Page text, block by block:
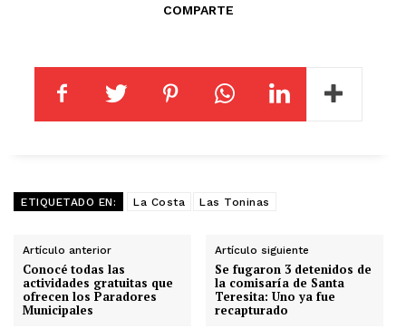
COMPARTE
ETIQUETADO EN: La Costa Las Toninas
Artículo anterior
Conocé todas las
actividades gratuitas que
ofrecen los Paradores
Municipales
Artículo siguiente
Se fugaron 3 detenidos de
la comisaría de Santa
Teresita: Uno ya fue
recapturado